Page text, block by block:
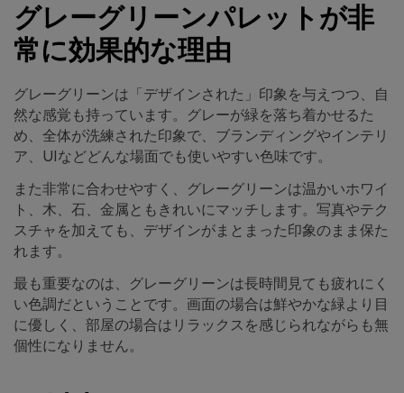
グレーグリーンパレットが非
常に効果的な理由
グレーグリーンは「デザインされた」印象を与えつつ、自
然な感覚も持っています。グレーが緑を落ち着かせるた
め、全体が洗練された印象で、ブランディングやインテリ
ア、UIなどどんな場面でも使いやすい色味です。
また非常に合わせやすく、グレーグリーンは温かいホワイ
ト、木、石、金属ともきれいにマッチします。写真やテク
スチャを加えても、デザインがまとまった印象のまま保た
れます。
最も重要なのは、グレーグリーンは長時間見ても疲れにく
い色調だということです。画面の場合は鮮やかな緑より目
に優しく、部屋の場合はリラックスを感じられながらも無
個性になりません。